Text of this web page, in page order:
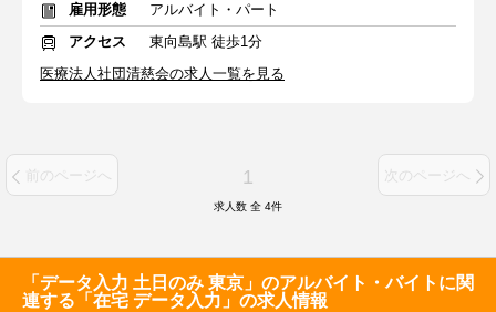
雇用形態
アルバイト・パート
アクセス
東向島駅 徒歩1分
医療法人社団清慈会の求人一覧を見る
前のページへ 1 次のページへ
求人数 全 4件
「データ入力 土日のみ 東京」のアルバイト・バイトに関
連する「在宅 データ入力」の求人情報